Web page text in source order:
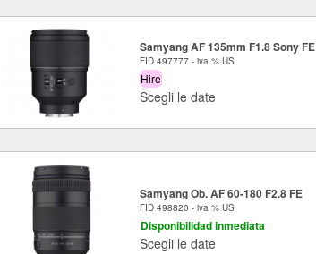
Samyang AF 135mm F1.8 Sony FE
FID 497777 - iva % US
Hire
Scegli le date
Samyang Ob. AF 60-180 F2.8 FE
FID 498820 - iva % US
Disponibilidad inmediata
Scegli le date